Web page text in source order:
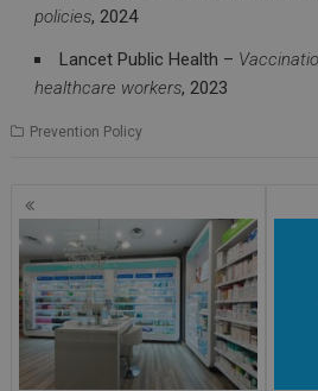
policies, 2024
Lancet Public Health –
healthcare workers, 2023
Prevention Policy
navigazione sulle pagine e
protette del sito. Il sito web non è
funzionare correttamente senza
NOME
VISITOR_PRIVACY_METADATA